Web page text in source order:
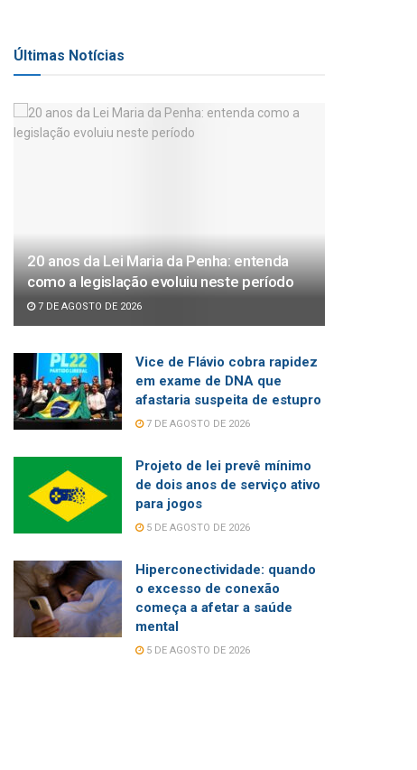
Últimas Notícias
20 anos da Lei Maria da Penha: entenda
como a legislação evoluiu neste período
7 DE AGOSTO DE 2026
Vice de Flávio cobra rapidez
em exame de DNA que
afastaria suspeita de estupro
7 DE AGOSTO DE 2026
Projeto de lei prevê mínimo
de dois anos de serviço ativo
para jogos
5 DE AGOSTO DE 2026
Hiperconectividade: quando
o excesso de conexão
começa a afetar a saúde
mental
5 DE AGOSTO DE 2026